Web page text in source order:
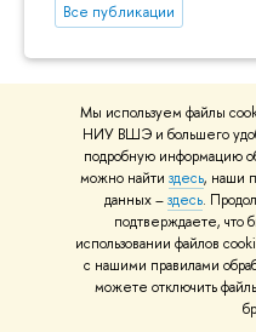
Мы используем файлы
НИУ ВШЭ и большего
подробную информацию
можно найти здесь, наши
данных –здесь.
подтверждаете, что
использовании файлов
с нашими правилами
можете отключить
Все публикации
КОНТАКТЫ
Тел.: 8 (495) 772-95-90
Электронная почта:
Фактический адрес:
пер. 4, корп. 2
Почтовый адрес: 101000,